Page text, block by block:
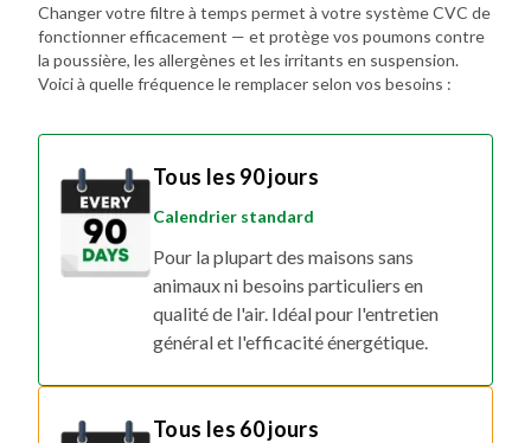
Changer votre filtre à temps permet à votre système CVC de
fonctionner efficacement — et protège vos poumons contre
la poussière, les allergènes et les irritants en suspension.
Voici à quelle fréquence le remplacer selon vos besoins :
Tous les 90 jours
Calendrier standard
Pour la plupart des maisons sans
animaux ni besoins particuliers en
qualité de l'air. Idéal pour l'entretien
général et l'efficacité énergétique.
Tous les 60 jours